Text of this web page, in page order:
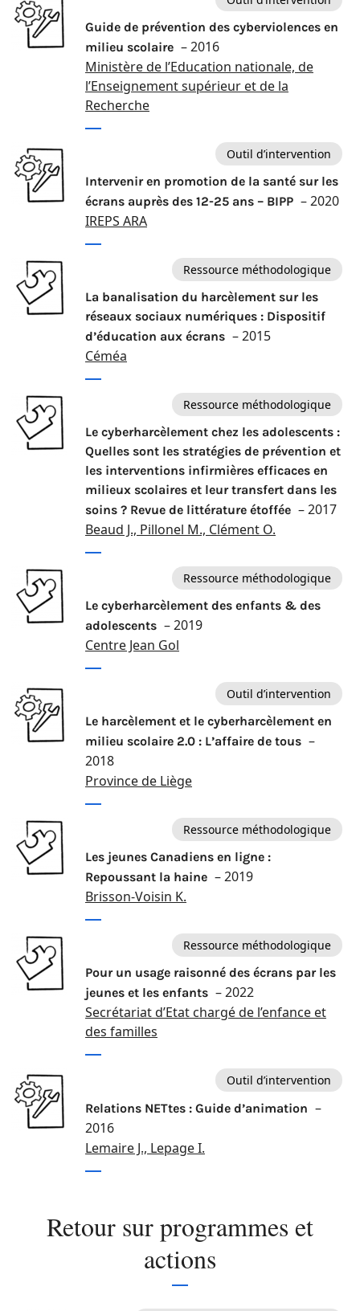
Guide de prévention des cyberviolences en
milieu scolaire – 2016
Ministère de l’Education nationale, de
l’Enseignement supérieur et de la
Recherche
Outil d’intervention
Intervenir en promotion de la santé sur les
écrans auprès des 12-25 ans – BIPP – 2020
IREPS ARA
Ressource méthodologique
La banalisation du harcèlement sur les
réseaux sociaux numériques : Dispositif
d’éducation aux écrans – 2015
Céméa
Ressource méthodologique
Le cyberharcèlement chez les adolescents :
Quelles sont les stratégies de prévention et
les interventions infirmières efficaces en
milieux scolaires et leur transfert dans les
soins ? Revue de littérature étoffée – 2017
Beaud J., Pillonel M., Clément O.
Ressource méthodologique
Le cyberharcèlement des enfants & des
adolescents – 2019
Centre Jean Gol
Outil d’intervention
Le harcèlement et le cyberharcèlement en
milieu scolaire 2.0 : L’affaire de tous –
2018
Province de Liège
Ressource méthodologique
Les jeunes Canadiens en ligne :
Repoussant la haine – 2019
Brisson-Voisin K.
Ressource méthodologique
Pour un usage raisonné des écrans par les
jeunes et les enfants – 2022
Secrétariat d’Etat chargé de l’enfance et
des familles
Outil d’intervention
Relations NETtes : Guide d’animation –
2016
Lemaire J., Lepage I.
Retour sur programmes et
actions